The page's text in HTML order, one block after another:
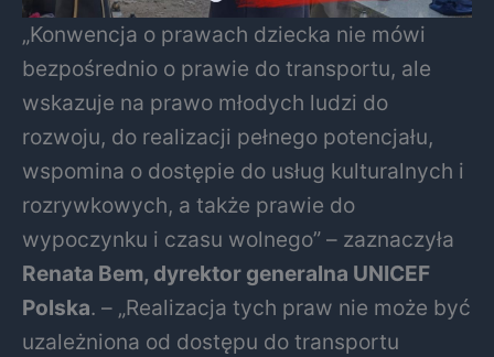
„Konwencja o prawach dziecka nie mówi
bezpośrednio o prawie do transportu, ale
wskazuje na prawo młodych ludzi do
rozwoju, do realizacji pełnego potencjału,
wspomina o dostępie do usług kulturalnych i
rozrywkowych, a także prawie do
wypoczynku i czasu wolnego” – zaznaczyła
Renata Bem, dyrektor generalna UNICEF
Polska. – „Realizacja tych praw nie może być
uzależniona od dostępu do transportu